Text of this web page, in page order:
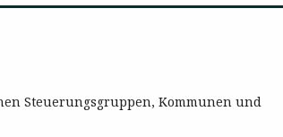
Steuerungsgruppen, Kommunen und